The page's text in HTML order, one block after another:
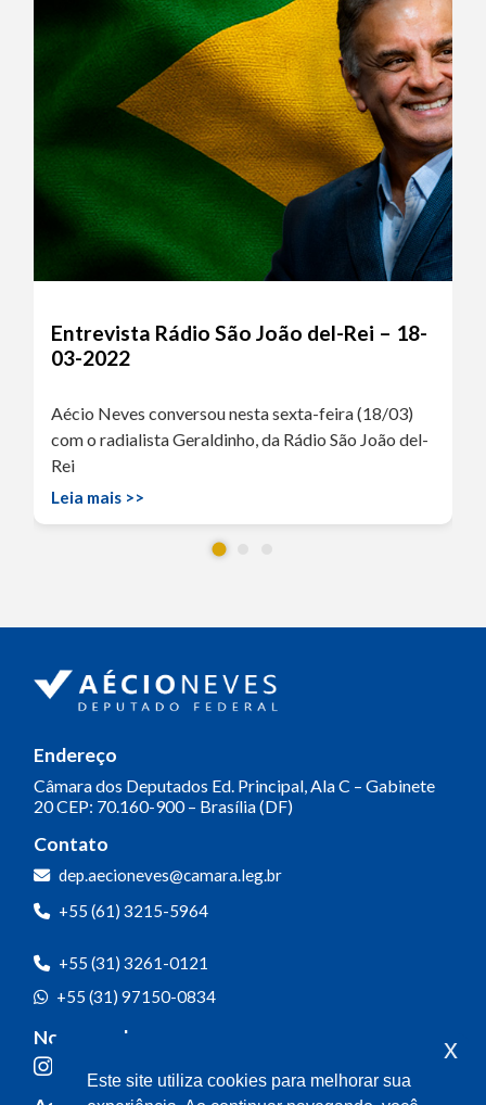
Entrevista Rádio São João del-Rei – 18-
03-2022
Aécio Neves conversou nesta sexta-feira (18/03)
com o radialista Geraldinho, da Rádio São João del-
Rei
Leia mais >>
Endereço
Câmara dos Deputados Ed. Principal, Ala C – Gabinete
20CEP: 70.160-900 – Brasília (DF)
Contato
dep.aecioneves@camara.leg.br
+55 (61) 3215-5964
+55 (31) 3261-0121
+55 (31) 97150-0834
Nossas redes
Este site utiliza cookies para melhorar sua
x